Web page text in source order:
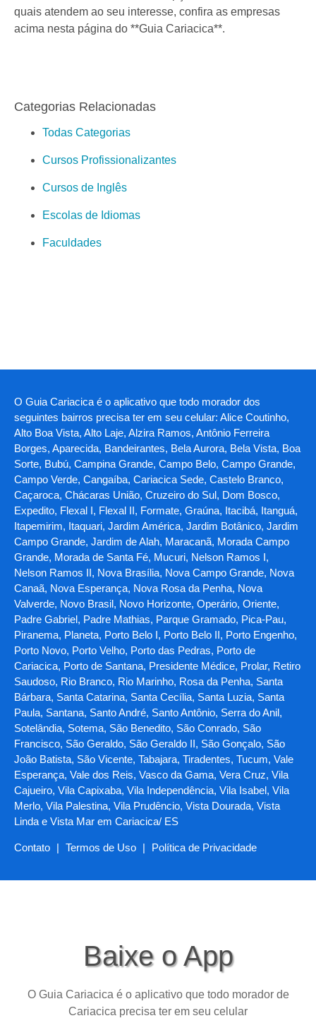
quais atendem ao seu interesse, confira as empresas
acima nesta página do **Guia Cariacica**.
Categorias Relacionadas
Todas Categorias
Cursos Profissionalizantes
Cursos de Inglês
Escolas de Idiomas
Faculdades
O Guia Cariacica é o aplicativo que todo morador dos
seguintes bairros precisa ter em seu celular: Alice Coutinho,
Alto Boa Vista, Alto Laje, Alzira Ramos, Antônio Ferreira
Borges, Aparecida, Bandeirantes, Bela Aurora, Bela Vista, Boa
Sorte, Bubú, Campina Grande, Campo Belo, Campo Grande,
Campo Verde, Cangaíba, Cariacica Sede, Castelo Branco,
Caçaroca, Chácaras União, Cruzeiro do Sul, Dom Bosco,
Expedito, Flexal I, Flexal II, Formate, Graúna, Itacibá, Itanguá,
Itapemirim, Itaquari, Jardim América, Jardim Botânico, Jardim
Campo Grande, Jardim de Alah, Maracanã, Morada Campo
Grande, Morada de Santa Fé, Mucuri, Nelson Ramos I,
Nelson Ramos II, Nova Brasília, Nova Campo Grande, Nova
Canaã, Nova Esperança, Nova Rosa da Penha, Nova
Valverde, Novo Brasil, Novo Horizonte, Operário, Oriente,
Padre Gabriel, Padre Mathias, Parque Gramado, Pica-Pau,
Piranema, Planeta, Porto Belo I, Porto Belo II, Porto Engenho,
Porto Novo, Porto Velho, Porto das Pedras, Porto de
Cariacica, Porto de Santana, Presidente Médice, Prolar, Retiro
Saudoso, Rio Branco, Rio Marinho, Rosa da Penha, Santa
Bárbara, Santa Catarina, Santa Cecília, Santa Luzia, Santa
Paula, Santana, Santo André, Santo Antônio, Serra do Anil,
Sotelândia, Sotema, São Benedito, São Conrado, São
Francisco, São Geraldo, São Geraldo II, São Gonçalo, São
João Batista, São Vicente, Tabajara, Tiradentes, Tucum, Vale
Esperança, Vale dos Reis, Vasco da Gama, Vera Cruz, Vila
Cajueiro, Vila Capixaba, Vila Independência, Vila Isabel, Vila
Merlo, Vila Palestina, Vila Prudêncio, Vista Dourada, Vista
Linda e Vista Mar em Cariacica/ ES
Contato | Termos de Uso | Política de Privacidade
Baixe o App
O Guia Cariacica é o aplicativo que todo morador de
Cariacica precisa ter em seu celular